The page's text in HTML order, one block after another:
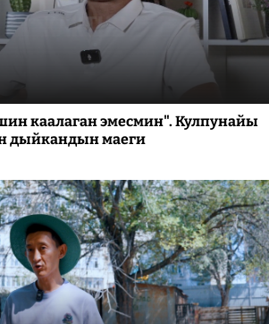
каалаган эмесмин". Кулпунайы
дыйкандын маеги